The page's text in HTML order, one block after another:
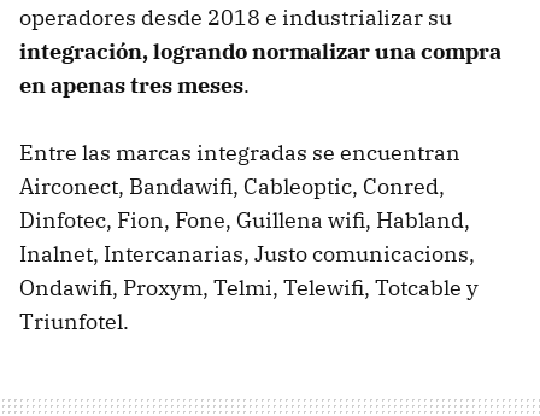
operadores desde 2018 e industrializar su
integración, logrando normalizar una compra
en apenas tres meses.
Entre las marcas integradas se encuentran
Airconect, Bandawifi, Cableoptic, Conred,
Dinfotec, Fion, Fone, Guillena wifi, Habland,
Inalnet, Intercanarias, Justo comunicacions,
Ondawifi, Proxym, Telmi, Telewifi, Totcable y
Triunfotel.